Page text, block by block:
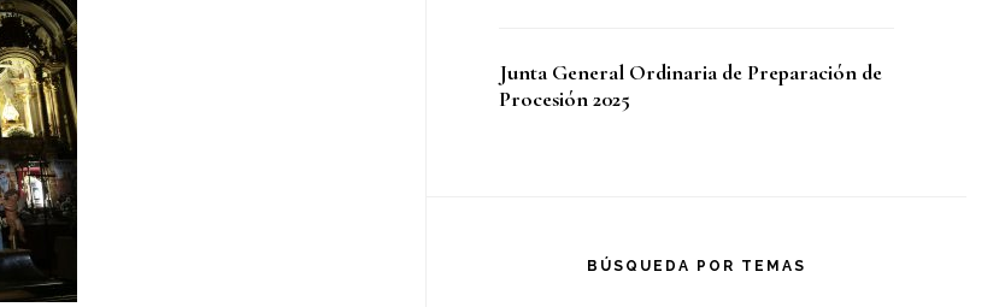
Junta General Ordinaria de Preparación de
Procesión 2025
BÚSQUEDA POR TEMAS